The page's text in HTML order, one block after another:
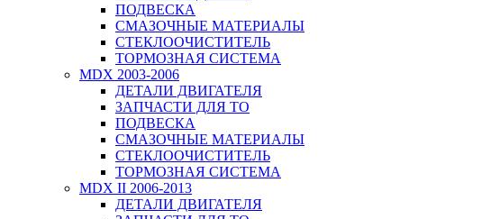
ПОДВЕСКА
СМАЗОЧНЫЕ МАТЕРИАЛЫ
СТЕКЛООЧИСТИТЕЛЬ
ТОРМОЗНАЯ СИСТЕМА
MDX 2003-2006
ДЕТАЛИ ДВИГАТЕЛЯ
ЗАПЧАСТИ ДЛЯ ТО
ПОДВЕСКА
СМАЗОЧНЫЕ МАТЕРИАЛЫ
СТЕКЛООЧИСТИТЕЛЬ
ТОРМОЗНАЯ СИСТЕМА
MDX II 2006-2013
ДЕТАЛИ ДВИГАТЕЛЯ